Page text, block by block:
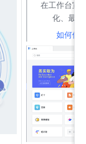
在工作台宣
化、最新
如何使